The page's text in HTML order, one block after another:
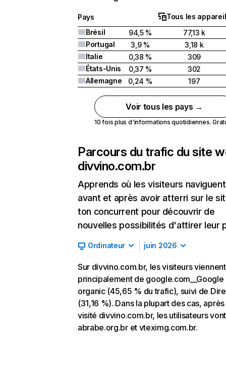
Pays
Tous les
Brésil
94,5 %
77,13 k
Portugal
3,9 %
3,18 k
Italie
0,38 %
309
États-Unis
0,37 %
302
Allemagne
0,24 % 197
Voir tous les pays →
10 fois plus d'informations quotidiennes.
Parcours du trafic du site
divvino.com.br
Apprends où les visiteurs naviguent
avant et après avoir atterri sur le
ton concurrent pour découvrir de
nouvelles possibilités d'attirer leur
Ordinateur juin 2026
Sur divvino.com.br, les visiteurs viennent
principalement de google.com__Google
organic (45,65 % du trafic), suivi de
(31,16 %). Dans la plupart des cas,
visité divvino.com.br, les utilisateurs
abrabe.org.br et vteximg.com.br.